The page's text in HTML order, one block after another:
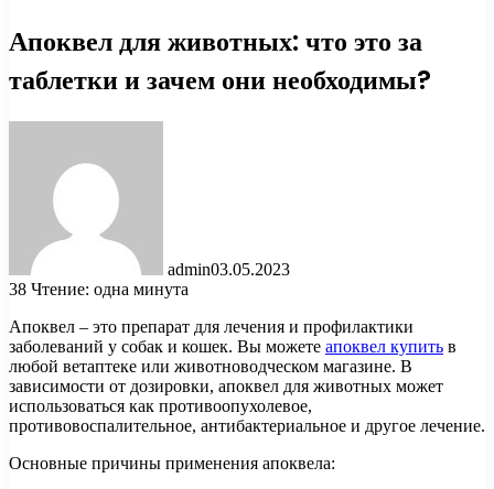
Апоквел для животных: что это за
таблетки и зачем они необходимы?
admin03.05.2023
38 Чтение: одна минута
Апоквел – это препарат для лечения и профилактики
заболеваний у собак и кошек. Вы можете апоквел купить в
любой ветаптеке или животноводческом магазине. В
зависимости от дозировки, апоквел для животных может
использоваться как противоопухолевое,
противовоспалительное, антибактериальное и другое лечение.
Основные причины применения апоквела: